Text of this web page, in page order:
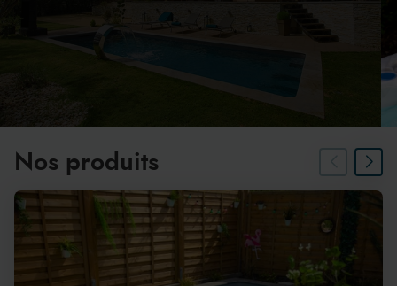
Nos produits